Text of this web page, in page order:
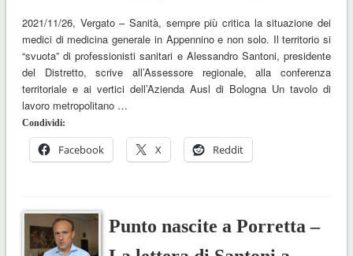
2021/11/26, Vergato – Sanità, sempre più critica la situazione dei
medici di medicina generale in Appennino e non solo. Il territorio si
“svuota” di professionisti sanitari e Alessandro Santoni, presidente
del Distretto, scrive all’Assessore regionale, alla conferenza
territoriale e ai vertici dell’Azienda Ausl di Bologna Un tavolo di
lavoro metropolitano …
Condividi:
Facebook X Reddit
Punto nascite a Porretta –